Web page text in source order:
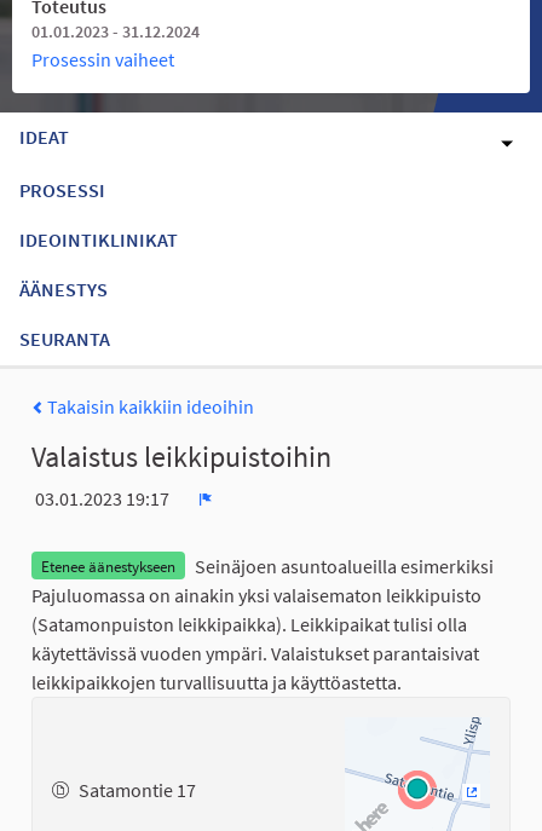
Toteutus
01.01.2023 - 31.12.2024
Prosessin vaiheet
IDEAT
PROSESSI
IDEOINTIKLINIKAT
ÄÄNESTYS
SEURANTA
Takaisin kaikkiin ideoihin
Valaistus leikkipuistoihin
03.01.2023 19:17
Etenee äänestykseen
Seinäjoen asuntoalueilla esimerkiksi
Pajuluomassa on ainakin yksi valaisematon leikkipuisto
(Satamonpuiston leikkipaikka). Leikkipaikat tulisi olla
käytettävissä vuoden ympäri. Valaistukset parantaisivat
leikkipaikkojen turvallisuutta ja käyttöastetta.
Satamontie 17